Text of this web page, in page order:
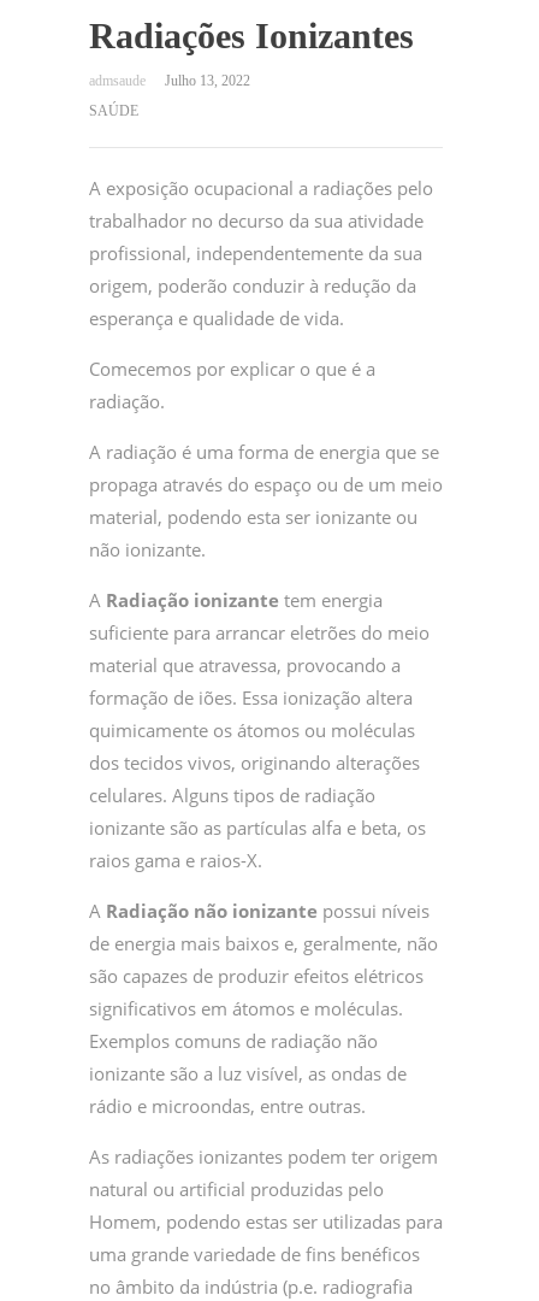
Radiações Ionizantes
Julho 13, 2022
SAÚDE
A exposição ocupacional a radiações pelo
trabalhador no decurso da sua atividade
profissional, independentemente da sua
origem, poderão conduzir à redução da
esperança e qualidade de vida.
Comecemos por explicar o que é a
radiação.
A radiação é uma forma de energia que se
propaga através do espaço ou de um meio
material, podendo esta ser ionizante ou
não ionizante.
A Radiação ionizante tem energia
suficiente para arrancar eletrões do meio
material que atravessa, provocando a
formação de iões. Essa ionização altera
quimicamente os átomos ou moléculas
dos tecidos vivos, originando alterações
celulares. Alguns tipos de radiação
ionizante são as partículas alfa e beta, os
raios gama e raios-X.
A Radiação não ionizante possui níveis
de energia mais baixos e, geralmente, não
são capazes de produzir efeitos elétricos
significativos em átomos e moléculas.
Exemplos comuns de radiação não
ionizante são a luz visível, as ondas de
rádio e microondas, entre outras.
As radiações ionizantes podem ter origem
natural ou artificial produzidas pelo
Homem, podendo estas ser utilizadas para
uma grande variedade de fins benéficos
no âmbito da indústria (p.e. radiografia